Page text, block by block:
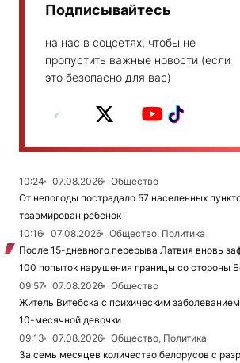
Подписывайтесь
на нас в соцсетях, чтобы не
пропустить важные новости (если
это безопасно для вас)
10:24 07.08.2026
Общество
От непогоды пострадало 57 населенных
травмирован ребенок
10:16
07.08.2026
Общество, Политика
После 15-дневного перерыва Латвия вновь
100 попыток нарушения границы со стороны
09:57
07.08.2026
Общество
Житель Витебска с психическим
10-месячной девочки
09:13
07.08.2026
Общество, Политика
За семь месяцев количество белорусов с